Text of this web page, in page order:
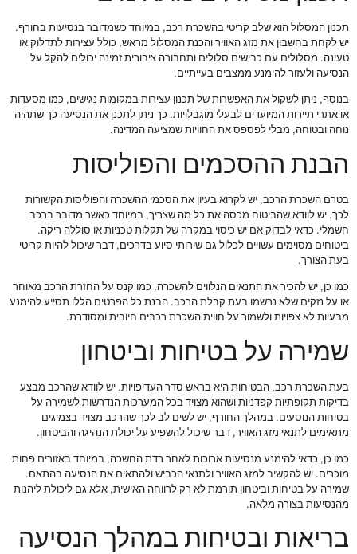
תכנון המסלול הוא שלב קריטי בהשכרת רכב, במיוחד כשמדובר בנסיעות בחורף.
יש לקחת בחשבון את מזג האוויר והכנת המסלול מראש, כולל עצירות לתדלוק או
טעינה. מסלולים עם כבישים סלולים ותחבורה ציבורית זמינה יכולים להקל על
הנסיעה ולעזור להימנע ממצבים בעייתיים.
בנוסף, ניתן לשקול את האפשרות של תכנון עצירות במקומות נגישים, כמו מסעדות
או אתרי תיירות המיועדים לבעלי מוגבלויות. כך ניתן לתכנן את הנסיעה כך שתהיה
נוחה ובטוחה, מבלי לפספס את החוויות שמציעה המדינה.
הבנת ההסכמים והפוליסות
בטרם השכרת הרכב, יש לקרוא בעיון את הסכמי ההשכרה והפוליסות הקשורות
לכך. יש לוודא שהביטוח מכסה את כל מה שצריך, במיוחד כאשר מדובר ברכב
חשמלי. כדאי לבדוק אם יש כיסוי במקרה של תקלות טכניות או סוללה ריקה.
ביטוחים מסוימים עשויים לכלול גם שירותי סיוע בדרכים, דבר שיכול להיות קריטי
בעת הצורך.
כמו כן, יש להכיר את התנאים הנלווים להשכרה, כמו קנס על החזרת הרכב מאוחר
או על נזקים שלא נרשמו בעת קבלת הרכב. הבנת כל הפרטים הללו תסייע להימנע
מבעיות לא צפויות ולשמור על חווית השכרת רכבים חיובית ומסודרת.
שמירה על בטיחות וביטחון
בעת השכרת רכב, הבטיחות היא בראש סדר העדיפויות. יש לוודא שהרכב מבצע
בדיקות תקופתיות קפדניות ושהוא מצויד בכל המערכות הנדרשות לשמירה על
בטיחות הנוסעים. במהלך החורף, יש לשים לב לכך שהרכב מצויד בצמיגים
מתאימים לתנאי מזג האוויר, דבר שיכול להשפיע על יכולת הנהיגה והביטחון.
כמו כן, כדאי להימנע מנסיעות ארוכות לאחר רדת החשכה, במיוחד באזורים פחות
מוכרים. יש להקשיב למזג האוויר ולתנאי הכביש ולהתאים את הנסיעה בהתאם.
שמירה על בטיחות וביטחון תורמת לא רק לרווחה האישית, אלא גם ליכולת ליהנות
מהנסיעות בצורה מלאה.
בריאות ובטיחות במהלך הנסיעה